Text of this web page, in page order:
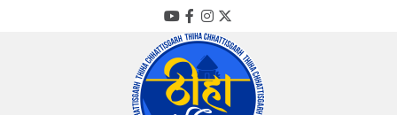
YouTube
Facebook
Instagram
Twitter